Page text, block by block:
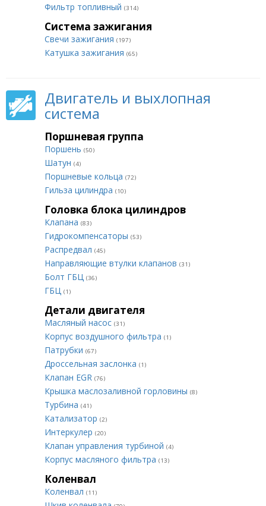
Фильтр топливный (314)
Система зажигания
Свечи зажигания (197)
Катушка зажигания (65)
Двигатель и выхлопная
система
Поршневая группа
Поршень (50)
Шатун (4)
Поршневые кольца (72)
Гильза цилиндра (10)
Головка блока цилиндров
Клапана (83)
Гидрокомпенсаторы (53)
Распредвал (45)
Направляющие втулки клапанов (31)
Болт ГБЦ (36)
ГБЦ (1)
Детали двигателя
Масляный насос (31)
Корпус воздушного фильтра (1)
Патрубки (67)
Дроссельная заслонка (1)
Клапан EGR (76)
Крышка маслозаливной горловины (8)
Турбина (41)
Катализатор (2)
Интеркулер (20)
Клапан управления турбиной (4)
Корпус масляного фильтра (13)
Коленвал
Коленвал (11)